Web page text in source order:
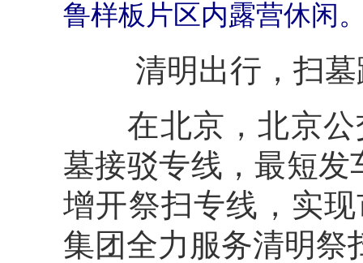
鲁样板片区内露营休闲
清明出行，扫
在北京，北京公
墓接驳专线，最短
增开祭扫专线，实
集团全力服务清明祭